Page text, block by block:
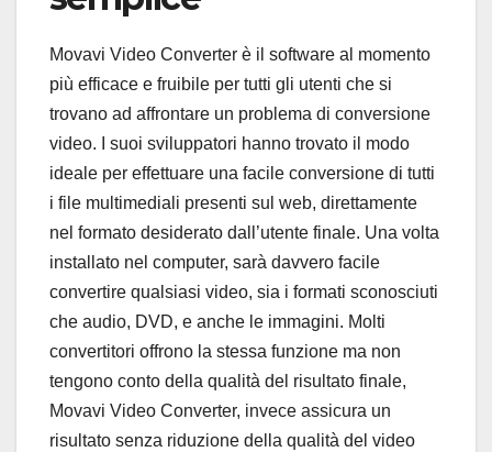
Movavi Video Converter è il software al momento
più efficace e fruibile per tutti gli utenti che si
trovano ad affrontare un problema di conversione
video. I suoi sviluppatori hanno trovato il modo
ideale per effettuare una facile conversione di tutti
i file multimediali presenti sul web, direttamente
nel formato desiderato dall’utente finale. Una volta
installato nel computer, sarà davvero facile
convertire qualsiasi video, sia i formati sconosciuti
che audio, DVD, e anche le immagini. Molti
convertitori offrono la stessa funzione ma non
tengono conto della qualità del risultato finale,
Movavi Video Converter, invece assicura un
risultato senza riduzione della qualità del video